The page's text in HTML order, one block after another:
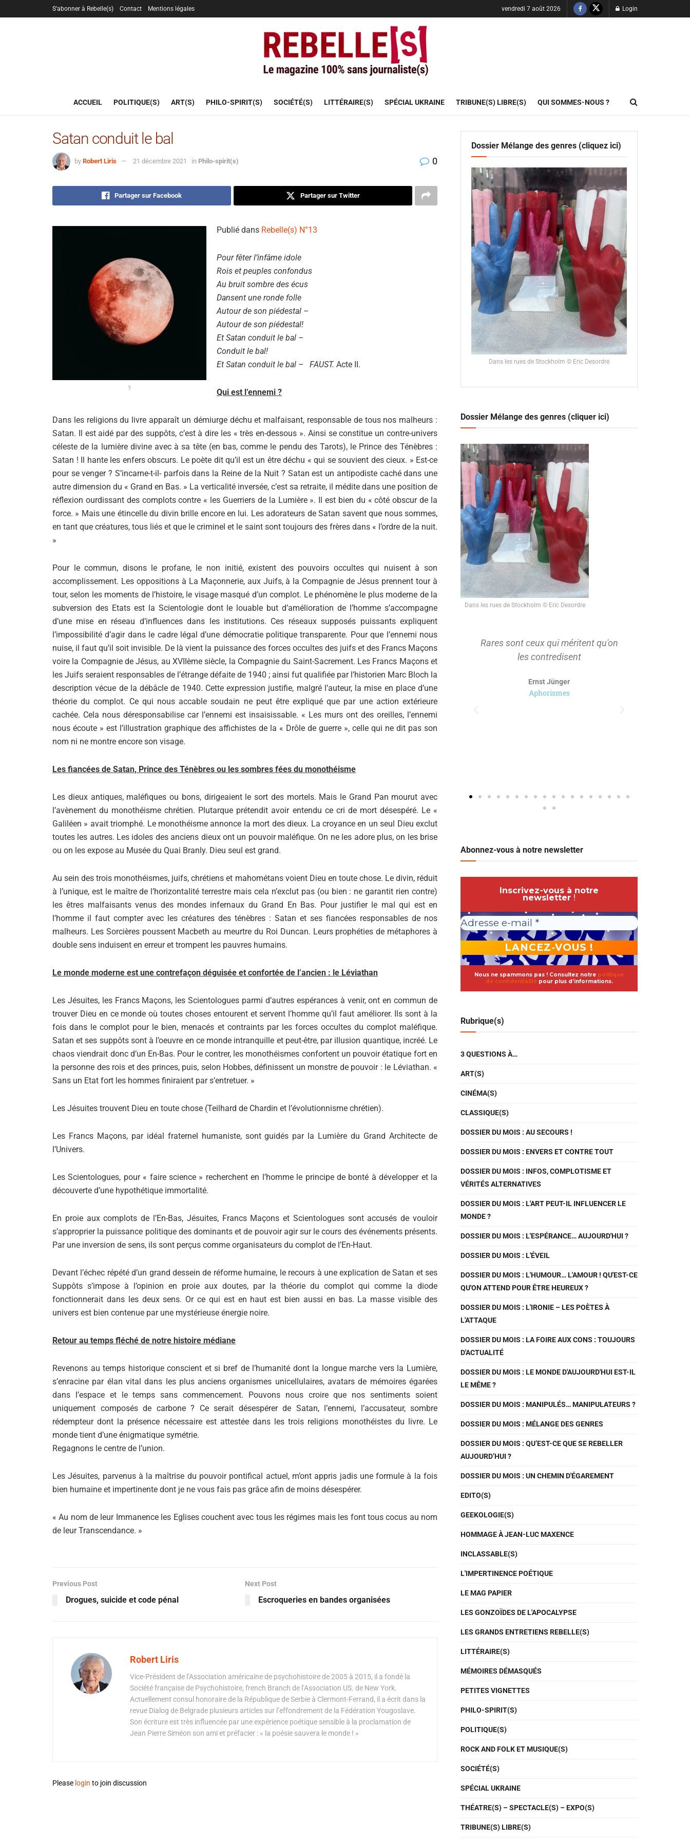
S’abonner à Rebelle(s) Contact Mentions légales vendredi 7 août 2026 Login
ACCUEIL POLITIQUE(S) ART(S) PHILO-SPIRIT(S) SOCIÉTÉ(S) LITTÉRAIRE(S) SPÉCIAL UKRAINE TRIBUNE(S) LIBRE(S) QUI SOMMES-NOUS ?
Satan conduit le bal
by Robert Liris 21 décembre 2021 in Philo-spirit(s) 0
Partager sur Facebook Partager sur Twitter
?
Publié dans Rebelle(s) N°13
Pour fêter l’infâme idole
Rois et peuples confondus
Au bruit sombre des écus
Dansent une ronde folle
Autour de son piédestal –
Autour de son piédestal!
Et Satan conduit le bal –
Conduit le bal!
Et Satan conduit le bal – FAUST. Acte II.
Qui est l’ennemi ?
Dans les religions du livre apparaît un démiurge déchu et malfaisant, responsable de tous nos malheurs :
Satan. Il est aidé par des suppôts, c’est à dire les « très en-dessous ». Ainsi se constitue un contre-univers
céleste de la lumière divine avec à sa tête (en bas, comme le pendu des Tarots), le Prince des Ténèbres :
Satan ! Il hante les enfers obscurs. Le poète dit qu’il est un être déchu « qui se souvient des cieux. » Est-ce
pour se venger ? S’incarne-t-il- parfois dans la Reine de la Nuit ? Satan est un antipodiste caché dans une
autre dimension du « Grand en Bas. » La verticalité inversée, c’est sa retraite, il médite dans une position de
réflexion ourdissant des complots contre « les Guerriers de la Lumière ». Il est bien du « côté obscur de la
force. » Mais une étincelle du divin brille encore en lui. Les adorateurs de Satan savent que nous sommes,
en tant que créatures, tous liés et que le criminel et le saint sont toujours des frères dans « l’ordre de la nuit.
»
Pour le commun, disons le profane, le non initié, existent des pouvoirs occultes qui nuisent à son
accomplissement. Les oppositions à La Maçonnerie, aux Juifs, à la Compagnie de Jésus prennent tour à
tour, selon les moments de l’histoire, le visage masqué d’un complot. Le phénomène le plus moderne de la
subversion des Etats est la Scientologie dont le louable but d’amélioration de l’homme s’accompagne
d’une mise en réseau d’influences dans les institutions. Ces réseaux supposés puissants expliquent
l’impossibilité d’agir dans le cadre légal d’une démocratie politique transparente. Pour que l’ennemi nous
nuise, il faut qu’il soit invisible. De là vient la puissance des forces occultes des juifs et des Francs Maçons
voire la Compagnie de Jésus, au XVIIème siècle, la Compagnie du Saint-Sacrement. Les Francs Maçons et
les Juifs seraient responsables de l’étrange défaite de 1940 ; ainsi fut qualifiée par l’historien Marc Bloch la
description vécue de la débâcle de 1940. Cette expression justifie, malgré l’auteur, la mise en place d’une
théorie du complot. Ce qui nous accable soudain ne peut être expliqué que par une action extérieure
cachée. Cela nous déresponsabilise car l’ennemi est insaisissable. « Les murs ont des oreilles, l’ennemi
nous écoute » est l’illustration graphique des affichistes de la « Drôle de guerre », celle qui ne dit pas son
nom ni ne montre encore son visage.
Les fiancées de Satan, Prince des Ténèbres ou les sombres fées du monothéisme
Les dieux antiques, maléfiques ou bons, dirigeaient le sort des mortels. Mais le Grand Pan mourut avec
l’avènement du monothéisme chrétien. Plutarque prétendit avoir entendu ce cri de mort désespéré. Le «
Galiléen » avait triomphé. Le monothéisme annonce la mort des dieux. La croyance en un seul Dieu exclut
toutes les autres. Les idoles des anciens dieux ont un pouvoir maléfique. On ne les adore plus, on les brise
ou on les expose au Musée du Quai Branly. Dieu seul est grand.
Au sein des trois monothéismes, juifs, chrétiens et mahométans voient Dieu en toute chose. Le divin, réduit
à l’unique, est le maître de l’horizontalité terrestre mais cela n’exclut pas (ou bien : ne garantit rien contre)
les êtres malfaisants venus des mondes infernaux du Grand En Bas. Pour justifier le mal qui est en
l’homme il faut compter avec les créatures des ténèbres : Satan et ses fiancées responsables de nos
malheurs. Les Sorcières poussent Macbeth au meurtre du Roi Duncan. Leurs prophéties de métaphores à
double sens induisent en erreur et trompent les pauvres humains.
Le monde moderne est une contrefaçon déguisée et confortée de l’ancien : le Léviathan
Les Jésuites, les Francs Maçons, les Scientologues parmi d’autres espérances à venir, ont en commun de
trouver Dieu en ce monde où toutes choses entourent et servent l’homme qu’il faut améliorer. Ils sont à la
fois dans le complot pour le bien, menacés et contraints par les forces occultes du complot maléfique.
Satan et ses suppôts sont à l’oeuvre en ce monde intranquille et peut-être, par illusion quantique, incréé. Le
chaos viendrait donc d’un En-Bas. Pour le contrer, les monothéismes confortent un pouvoir étatique fort en
la personne des rois et des princes, puis, selon Hobbes, définissent un monstre de pouvoir : le Léviathan. «
Sans un Etat fort les hommes finiraient par s’entretuer. »
Les Jésuites trouvent Dieu en toute chose (Teilhard de Chardin et l’évolutionnisme chrétien).
Les Francs Maçons, par idéal fraternel humaniste, sont guidés par la Lumière du Grand Architecte de
l’Univers.
Les Scientologues, pour « faire science » recherchent en l’homme le principe de bonté à développer et la
découverte d’une hypothétique immortalité.
En proie aux complots de l’En-Bas, Jésuites, Francs Maçons et Scientologues sont accusés de vouloir
s’approprier la puissance politique des dominants et de pouvoir agir sur le cours des événements présents.
Par une inversion de sens, ils sont perçus comme organisateurs du complot de l’En-Haut.
Devant l’échec répété d’un grand dessein de réforme humaine, le recours à une explication de Satan et ses
Suppôts s’impose à l’opinion en proie aux doutes, par la théorie du complot qui comme la diode
fonctionnerait dans les deux sens. Or ce qui est en haut est bien aussi en bas. La masse visible des
univers est bien contenue par une mystérieuse énergie noire.
Retour au temps fléché de notre histoire médiane
Revenons au temps historique conscient et si bref de l’humanité dont la longue marche vers la Lumière,
s’enracine par élan vital dans les plus anciens organismes unicellulaires, avatars de mémoires égarées
dans l’espace et le temps sans commencement. Pouvons nous croire que nos sentiments soient
uniquement composés de carbone ? Ce serait désespérer de Satan, l’ennemi, l’accusateur, sombre
rédempteur dont la présence nécessaire est attestée dans les trois religions monothéistes du livre. Le
monde tient d’une énigmatique symétrie.
Regagnons le centre de l’union.
Les Jésuites, parvenus à la maîtrise du pouvoir pontifical actuel, m’ont appris jadis une formule à la fois
bien humaine et impertinente dont je ne vous fais pas grâce afin de moins désespérer.
« Au nom de leur Immanence les Eglises couchent avec tous les régimes mais les font tous cocus au nom
de leur Transcendance. »
Previous Post
Drogues, suicide et code pénal
Next Post
Escroqueries en bandes organisées
Robert Liris
Vice-Président de l’Association américaine de psychohistoire de 2005 à 2015, il a fondé la
Société française de Psychohistoire, french Branch de l’Association US. de New York.
Actuellement consul honoraire de la République de Serbie à Clermont-Ferrand, il a écrit dans la
revue Dialog de Belgrade plusieurs articles sur l’effondrement de la Fédération Yougoslave.
Son écriture est très influencée par une expérience poétique sensible à la proclamation de
Jean Pierre Siméon son ami et préfacier : « la poésie sauvera le monde ! »
Please login to join discussion
Dossier Mélange des genres (cliquez ici)
Dans les rues de Stockholm © Eric Desordre
Dossier Mélange des genres (cliquer ici)
Dans les rues de Stockholm © Eric Desordre
Si tu veux arrêter de faire ce que tu
fais, arrête d'être ce que tu n'es
pas.
Rares sont ceux qui méritent qu'on
les contredisent
Ernst Jünger
Aphorismes
Abonnez-vous à notre newsletter
Inscrivez-vous à notre
newsletter !
Nous ne spammons pas ! Consultez notre politique
de confidentialité pour plus d’informations.
Rubrique(s)
3 QUESTIONS À…
ART(S)
CINÉMA(S)
CLASSIQUE(S)
DOSSIER DU MOIS : AU SECOURS !
DOSSIER DU MOIS : ENVERS ET CONTRE TOUT
DOSSIER DU MOIS : INFOS, COMPLOTISME ET
VÉRITÉS ALTERNATIVES
DOSSIER DU MOIS : L'ART PEUT-IL INFLUENCER LE
MONDE ?
DOSSIER DU MOIS : L'ESPÉRANCE… AUJOURD'HUI ?
DOSSIER DU MOIS : L'ÉVEIL
DOSSIER DU MOIS : L'HUMOUR… L'AMOUR ! QU'EST-CE
QU'ON ATTEND POUR ÊTRE HEUREUX ?
DOSSIER DU MOIS : L'IRONIE – LES POÈTES À
L'ATTAQUE
DOSSIER DU MOIS : LA FOIRE AUX CONS : TOUJOURS
D'ACTUALITÉ
DOSSIER DU MOIS : LE MONDE D'AUJOURD'HUI EST-IL
LE MÊME ?
DOSSIER DU MOIS : MANIPULÉS… MANIPULATEURS ?
DOSSIER DU MOIS : MÉLANGE DES GENRES
DOSSIER DU MOIS : QU’EST-CE QUE SE REBELLER
AUJOURD’HUI ?
DOSSIER DU MOIS : UN CHEMIN D'ÉGAREMENT
EDITO(S)
GEEKOLOGIE(S)
HOMMAGE À JEAN-LUC MAXENCE
INCLASSABLE(S)
L'IMPERTINENCE POÉTIQUE
LE MAG PAPIER
LES GONZOÏDES DE L'APOCALYPSE
LES GRANDS ENTRETIENS REBELLE(S)
LITTÉRAIRE(S)
MÉMOIRES DÉMASQUÉS
PETITES VIGNETTES
PHILO-SPIRIT(S)
POLITIQUE(S)
ROCK AND FOLK ET MUSIQUE(S)
SOCIÉTÉ(S)
SPÉCIAL UKRAINE
THÉATRE(S) – SPECTACLE(S) – EXPO(S)
TRIBUNE(S) LIBRE(S)